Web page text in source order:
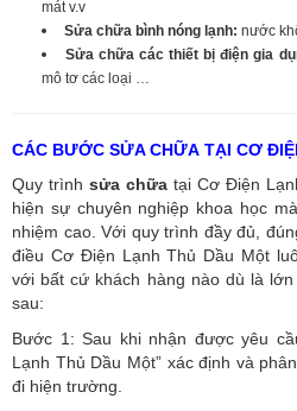
mát v.v
Sửa chữa bình nóng lạnh: nước
Sửa chữa các thiết bị điện gia
mô tơ các loại …
CÁC BƯỚC SỬA CHỮA TẠI CƠ
Quy trình sửa chữa tại Cơ Điện
hiện sự chuyên nghiệp khoa học
nhiệm cao. Với quy trình đầy đủ,
điều Cơ Điện Lạnh Thủ Dầu Một
với bất cứ khách hàng nào dù là
sau:
Bước 1: Sau khi nhận được yêu
Lạnh Thủ Dầu Một” xác định và
đi hiện trường.